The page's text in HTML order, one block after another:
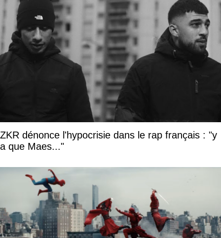
ZKR dénonce l'hypocrisie dans le rap français : "y
a que Maes..."